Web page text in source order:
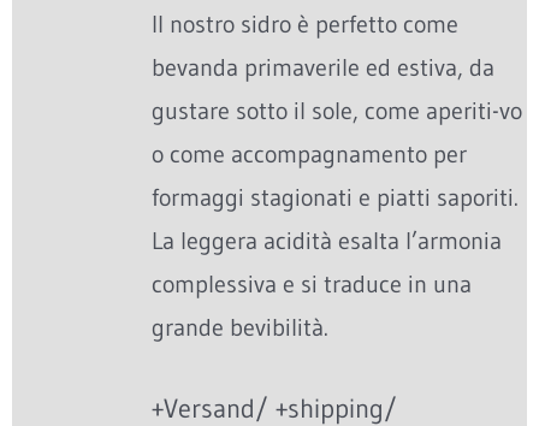
Il nostro sidro è perfetto come
bevanda primaverile ed estiva, da
gustare sotto il sole, come aperiti-vo
o come accompagnamento per
formaggi stagionati e piatti saporiti.
La leggera acidità esalta l’armonia
complessiva e si traduce in una
grande bevibilità.
+Versand/ +shipping/